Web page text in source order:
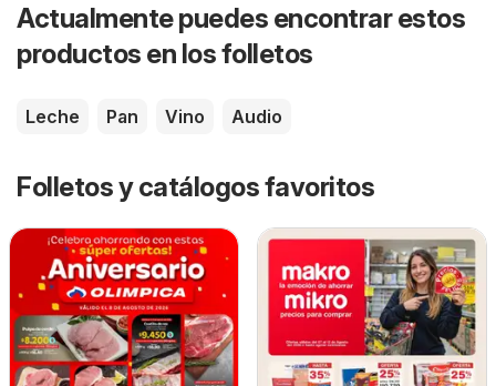
Actualmente puedes encontrar estos
productos en los folletos
Leche Pan Vino Audio
Folletos y catálogos favoritos